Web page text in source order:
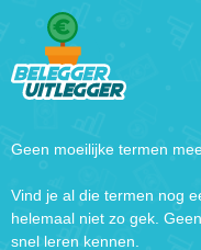
Geen moeilijke termen
Vind je al die termen nog
helemaal niet zo gek.
snel leren kennen.